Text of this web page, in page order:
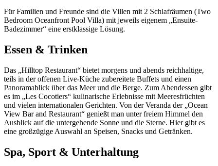
Für Familien und Freunde sind die Villen mit 2 Schlafräumen (Two
Bedroom Oceanfront Pool Villa) mit jeweils eigenem „Ensuite-
Badezimmer“ eine erstklassige Lösung.
Essen & Trinken
Das „Hilltop Restaurant“ bietet morgens und abends reichhaltige,
teils in der offenen Live-Küche zubereitete Buffets und einen
Panoramablick über das Meer und die Berge. Zum Abendessen gibt
es im „Les Cocotiers“ kulinarische Erlebnisse mit Meeresfrüchten
und vielen internationalen Gerichten. Von der Veranda der „Ocean
View Bar and Restaurant“ genießt man unter freiem Himmel den
Ausblick auf die untergehende Sonne und die Sterne. Hier gibt es
eine großzügige Auswahl an Speisen, Snacks und Getränken.
Spa, Sport & Unterhaltung